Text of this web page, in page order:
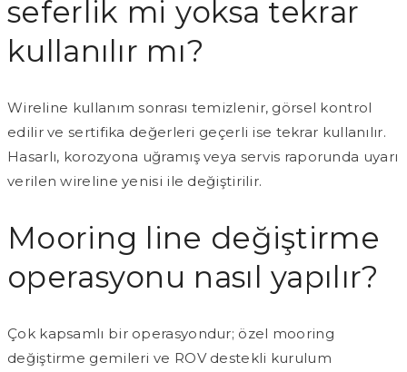
seferlik mi yoksa tekrar
kullanılır mı?
Wireline kullanım sonrası temizlenir, görsel kontrol
edilir ve sertifika değerleri geçerli ise tekrar kullanılır.
Hasarlı, korozyona uğramış veya servis raporunda uyarı
verilen wireline yenisi ile değiştirilir.
Mooring line değiştirme
operasyonu nasıl yapılır?
Çok kapsamlı bir operasyondur; özel mooring
değiştirme gemileri ve ROV destekli kurulum